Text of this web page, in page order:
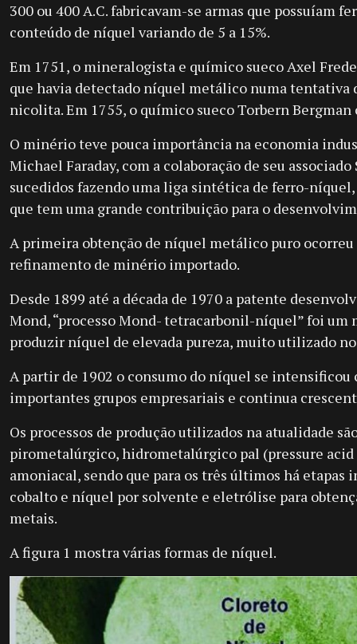
300 ou 400 A.C. fabricavam-se armas que possuíam
conteúdo de níquel variando de 5 a 15%.
Em 1751, o mineralogista e químico sueco Axel
que havia detectado níquel metálico numa tentativa
nicolita. Em 1755, o químico sueco Torbern
O minério teve pouca importância na economia
Michael Faraday, com a colaboração de seu
sucedidos fazendo uma liga sintética de ferro-
que tem uma grande contribuição para o
A primeira obtenção de níquel metálico puro
refinamento de minério importado.
Desde 1899 até a década de 1970 a patente
Mond, “processo Mond- tetracarbonil-níquel” foi um
produzir níquel de elevada pureza, muito utilizado no
A partir de 1902 o consumo do níquel se intensificou
importantes grupos empresariais e continua
Os processos de produção utilizados na atualidade
pirometalúrgico, hidrometalúrgico pal (pressure
amoniacal, sendo que para os três últimos há etapas
cobalto e níquel por solvente e eletrólise para
metais.
A figura 1 mostra várias formas de níquel.